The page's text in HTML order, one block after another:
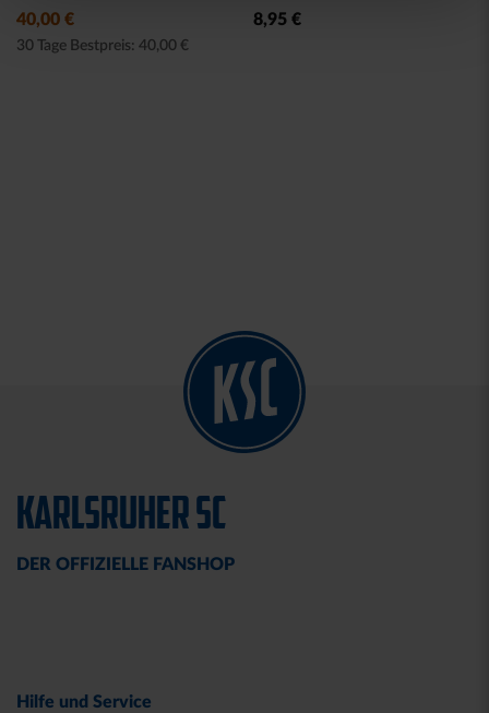
40,00 €
30 Tage Bestpreis: 40,00 €
8,95 €
KARLSRUHER SC
DER OFFIZIELLE FANSHOP
Hilfe und Service